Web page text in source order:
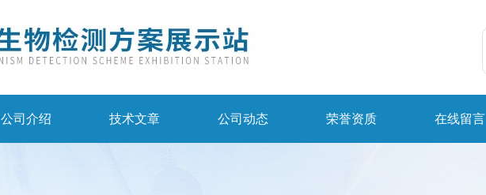
公司介绍 技术文章 公司动态 荣誉资质 在线留言